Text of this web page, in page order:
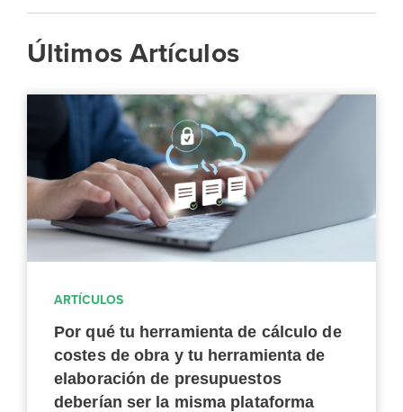
Últimos Artículos
ARTÍCULOS
Por qué tu herramienta de cálculo de
costes de obra y tu herramienta de
elaboración de presupuestos
deberían ser la misma plataforma